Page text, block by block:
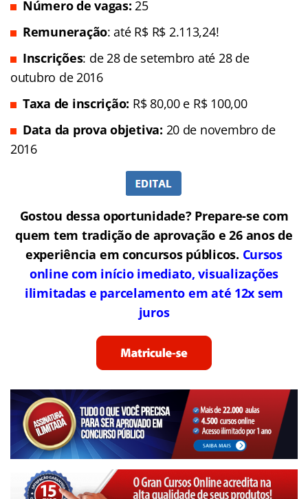
Número de vagas:25
Remuneração: até R$ R$ 2.113,24!
Inscrições: de 28 de setembro até 28 de
outubro de 2016
Taxa de inscrição: R$ 80,00 e R$ 100,00
Data da prova objetiva: 20 de novembro de
2016
Gostou dessa oportunidade? Prepare-se com
quem tem tradição de aprovação e 26 anos de
experiência em concursos públicos. Cursos
online com início imediato, visualizações
ilimitadas e parcelamento em até 12x sem
juros